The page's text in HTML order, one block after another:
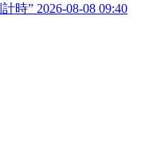
時” 2026-08-08 09:40